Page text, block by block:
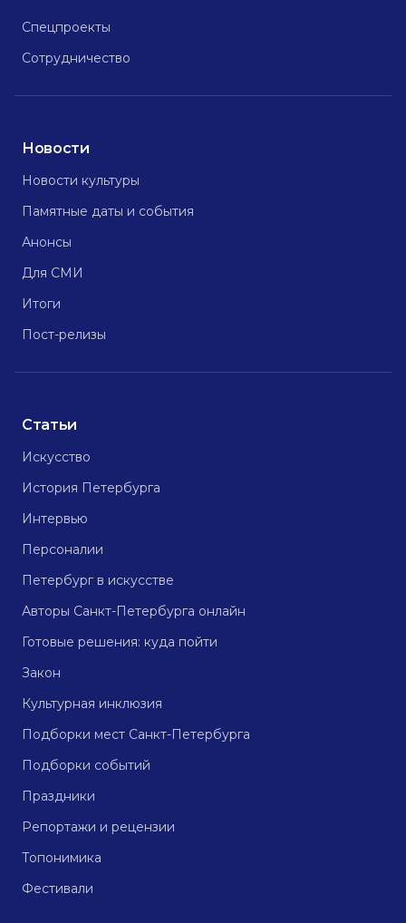
Спецпроекты
Сотрудничество
Новости
Новости культуры
Памятные даты и события
Анонсы
Для СМИ
Итоги
Пост-релизы
Статьи
Искусство
История Петербурга
Интервью
Персоналии
Петербург в искусстве
Авторы Санкт-Петербурга онлайн
Готовые решения: куда пойти
Закон
Культурная инклюзия
Подборки мест Санкт-Петербурга
Подборки событий
Праздники
Репортажи и рецензии
Топонимика
Фестивали